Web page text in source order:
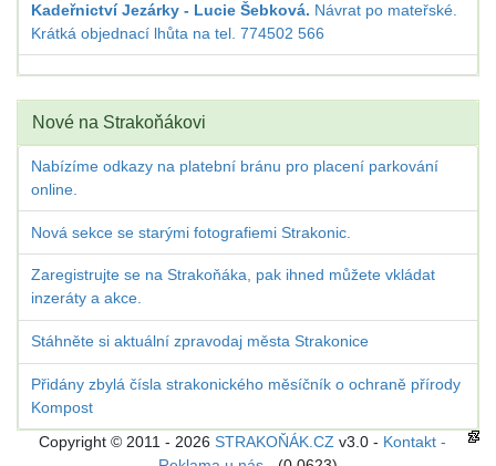
Kadeřnictví Jezárky - Lucie Šebková. Návrat po mateřské.
Krátká objednací lhůta na tel. 774502 566
Nové na Strakoňákovi
Nabízíme odkazy na platební bránu pro placení parkování
online.
Nová sekce se starými fotografiemi Strakonic.
Zaregistrujte se na Strakoňáka, pak ihned můžete vkládat
inzeráty a akce.
Stáhněte si aktuální zpravodaj města Strakonice
Přidány zbylá čísla strakonického měsíčník o ochraně přírody
Kompost
Copyright © 2011 - 2026 STRAKOŇÁK.CZ v3.0 - Kontakt -